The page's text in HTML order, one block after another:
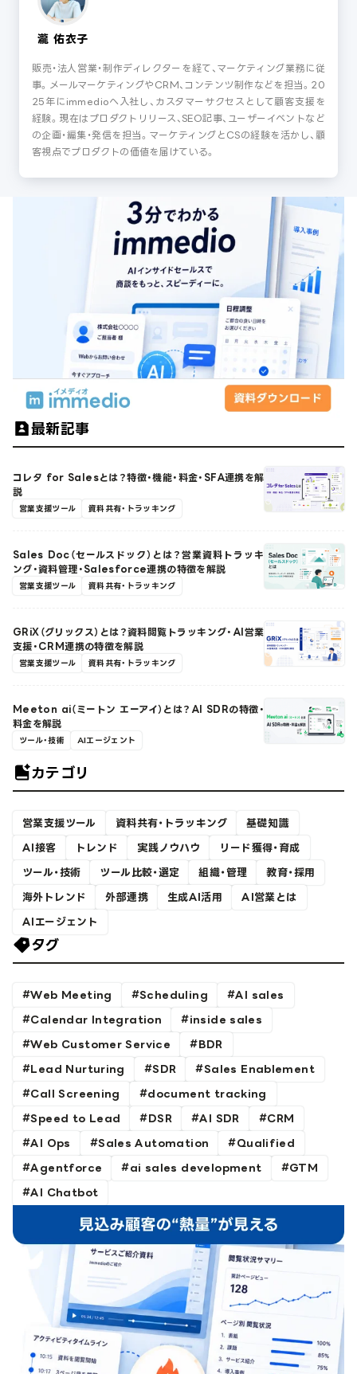
瀧 佑衣子
販売・法人営業・制作ディレクターを経て、マーケティング業務に従
事。メールマーケティングやCRM、コンテンツ制作などを担当。20
25年にimmedioへ入社し、カスタマーサクセスとして顧客支援を
経験。現在はプロダクトリリース、SEO記事、ユーザーイベントなど
の企画・編集・発信を担当。マーケティングとCSの経験を活かし、顧
客視点でプロダクトの価値を届けている。
最新記事
コレタ for Salesとは？特徴・機能・料金・SFA連携を解
説
営業支援ツール 資料共有・トラッキング
Sales Doc（セールスドック）とは？営業資料トラッキ
ング・資料管理・Salesforce連携の特徴を解説
営業支援ツール 資料共有・トラッキング
GRiX（グリックス）とは？資料閲覧トラッキング・AI営業
支援・CRM連携の特徴を解説
営業支援ツール 資料共有・トラッキング
Meeton ai（ミートン エーアイ）とは？AI SDRの特徴・
料金を解説
ツール・技術 AIエージェント
カテゴリ
営業支援ツール 資料共有・トラッキング 基礎知識
AI接客 トレンド 実践ノウハウ リード獲得・育成
ツール・技術 ツール比較・選定 組織・管理 教育・採用
海外トレンド 外部連携 生成AI活用 AI営業とは
AIエージェント
タグ
Web Meeting Scheduling AI sales
Calendar Integration inside sales
Web Customer Service BDR
Lead Nurturing SDR Sales Enablement
Call Screening document tracking
Speed to Lead DSR AI SDR CRM
AI Ops Sales Automation Qualified
Agentforce ai sales development GTM
AI Chatbot